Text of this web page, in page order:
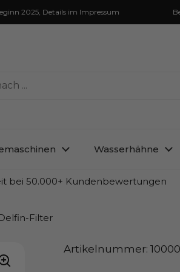
Details im Impressum
Wasserhähne
bei 50.000+ Kundenbewertungen
Filter
Artikelnummer: